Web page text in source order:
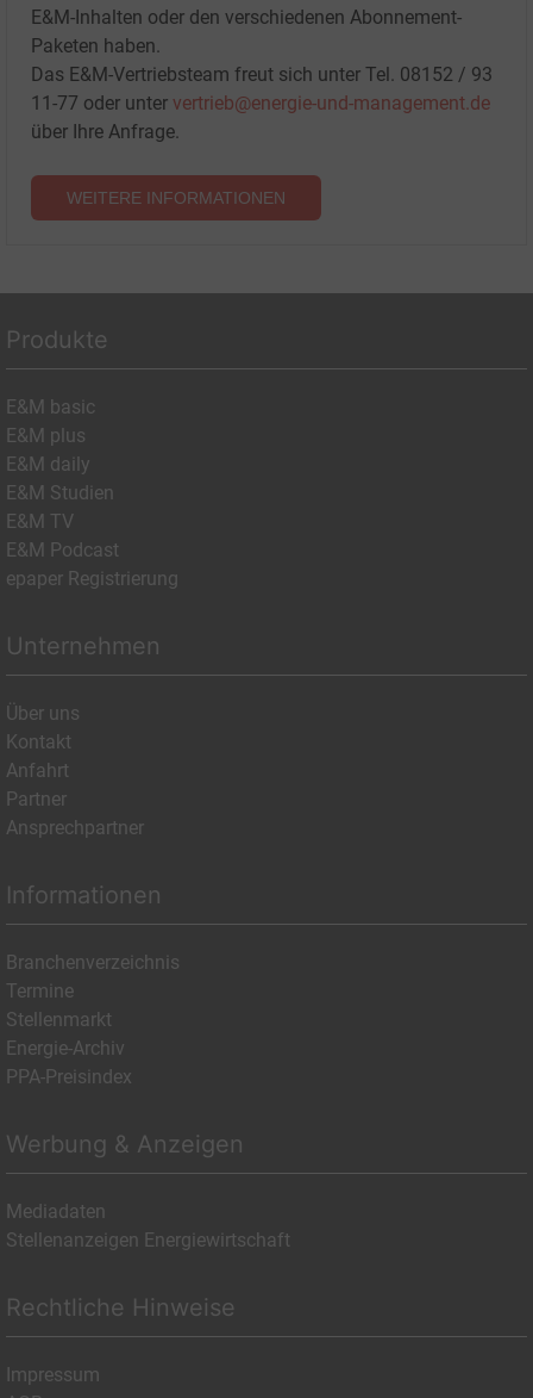
E&M-Inhalten oder den verschiedenen Abonnement-
Paketen haben.
Das E&M-Vertriebsteam freut sich unter Tel. 08152 / 93
11-77 oder unter vertrieb@energie-und-management.de
über Ihre Anfrage.
WEITERE INFORMATIONEN
Produkte
E&M basic
E&M plus
E&M daily
E&M Studien
E&M TV
E&M Podcast
epaper Registrierung
Unternehmen
Über uns
Kontakt
Anfahrt
Partner
Ansprechpartner
Informationen
Branchenverzeichnis
Termine
Stellenmarkt
Energie-Archiv
PPA-Preisindex
Werbung & Anzeigen
Mediadaten
Stellenanzeigen Energiewirtschaft
Rechtliche Hinweise
Impressum